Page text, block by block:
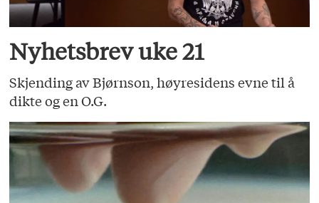
Nyhetsbrev uke 21
Skjending av Bjørnson, høyresidens evne til å
dikte og en O.G.